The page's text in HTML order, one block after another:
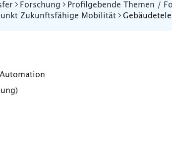
Forschung
Profilgebende Themen /
Zukunftsfähige Mobilität